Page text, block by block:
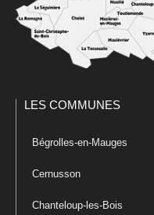
LES COMMUNES
Bégrolles-en-Mauges
Cernusson
Chanteloup-les-Bois